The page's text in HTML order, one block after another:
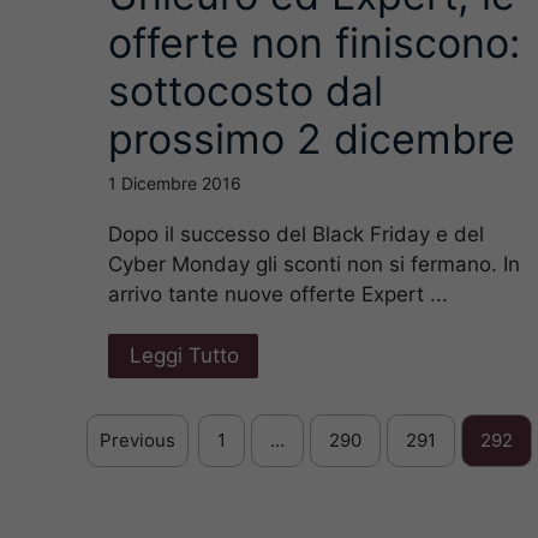
offerte non finiscono:
sottocosto dal
prossimo 2 dicembre
1 Dicembre 2016
Dopo il successo del Black Friday e del
Cyber Monday gli sconti non si fermano. In
arrivo tante nuove offerte Expert ...
Leggi Tutto
Previous 1 … 290 291 292